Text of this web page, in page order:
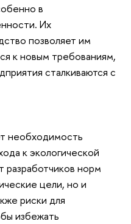
в
Их
позволяет им
к новым требованиям,
сталкиваются с
необходимость
к экологической
разработчиков норм
цели, но и
риски для
избежать